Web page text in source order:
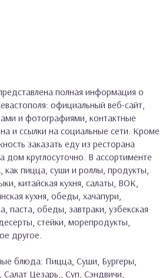
полная информация о
официальный веб-сайт,
и фотографиями, контактные
и ссылки на социальные сети. Кроме
заказать еду из ресторана
дом круглосуточно. В ассортименте
пицца, суши и роллы, продукты,
китайская кухня, салаты, ВОК,
кухня, обеды, хачапури,
паста, обеды, завтраки, узбекская
стейки, морепродукты,
другое.
блюда: Пицца, Суши, Бургеры,
Цезарь,, Суп, Сэндвичи,